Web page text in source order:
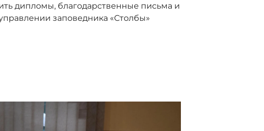
дипломы, благодарственные письма и
заповедника «Столбы»